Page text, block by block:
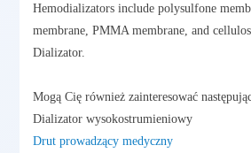
Hemodializators include polysulfone
membrane, PMMA membrane, and
Dializator.
Mogą Cię również zainteresować
Dializator wysokostrumieniowy
Drut prowadzący medyczny